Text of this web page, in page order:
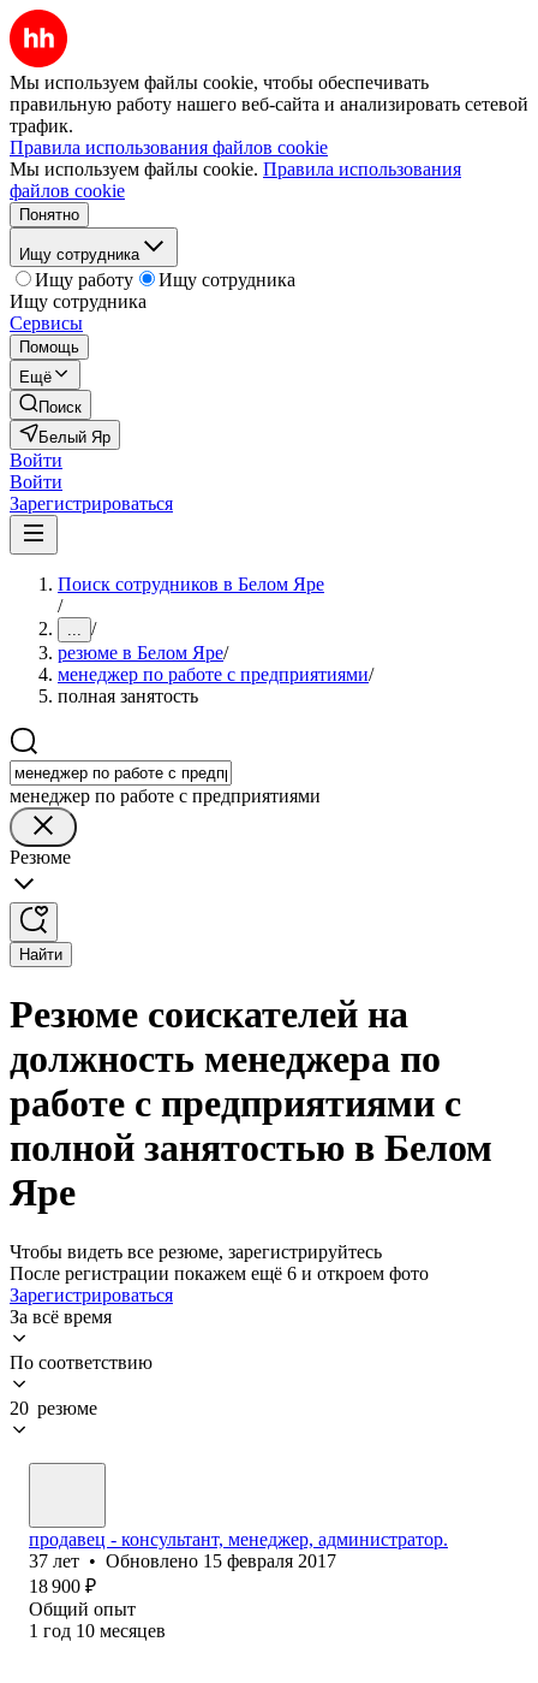
Мы используем файлы cookie, чтобы обеспечивать
правильную работу нашего веб-сайта и анализировать сетевой
трафик.
Правила использования файлов cookie
Мы используем файлы cookie. Правила использования
файлов cookie
Понятно
Ищу сотрудника
Ищу работу
Ищу сотрудника
Ищу сотрудника
Сервисы
Помощь
Ещё
Поиск
Белый Яр
Войти
Войти
Зарегистрироваться
Поиск сотрудников в Белом Яре
/
... /
резюме в Белом Яре/
менеджер по работе с предприятиями/
полная занятость
менеджер по работе с предприятиями
Резюме
Найти
Резюме соискателей на
должность менеджера по
работе с предприятиями с
полной занятостью в Белом
Яре
Чтобы видеть все резюме, зарегистрируйтесь
После регистрации покажем ещё 6 и откроем фото
Зарегистрироваться
За всё время
По соответствию
20 резюме
продавец - консультант, менеджер, администратор.
37 лет • Обновлено 15 февраля 2017
18 900 ₽
Общий опыт
1 год 10 месяцев